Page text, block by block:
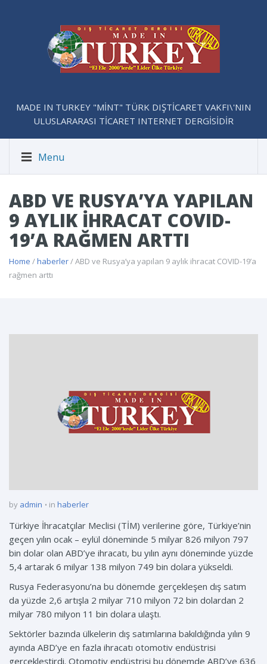
MADE IN TURKEY "MİNT" TÜRK DIŞTİCARET VAKFI\'NIN
ULUSLARARASI TİCARET INTERNET DERGİSİDİR
Menu
ABD VE RUSYA’YA YAPILAN
9 AYLIK IHRACAT COVID-
19’A RAĞMEN ARTTI
Home /haberler/ ABD ve Rusya’ya yapılan 9 aylık ihracat COVID-19’a
rağmen arttı
by admin in haberler
Türkiye İhracatçılar Meclisi (TİM) verilerine göre, Türkiye’nin
geçen yılın ocak – eylül döneminde 5 milyar 826 milyon 797
bin dolar olan ABD’ye ihracatı, bu yılın aynı döneminde yüzde
5,4 artarak 6 milyar 138 milyon 749 bin dolara yükseldi.
Rusya Federasyonu’na bu dönemde gerçekleşen dış satım
da yüzde 2,6 artışla 2 milyar 710 milyon 72 bin dolardan 2
milyar 780 milyon 11 bin dolara ulaştı.
Sektörler bazında ülkelerin dış satımlarına bakıldığında yılın 9
ayında ABD’ye en fazla ihracatı otomotiv endüstrisi
gerçekleştirdi. Otomotiv endüstrisi bu dönemde ABD’ye 636